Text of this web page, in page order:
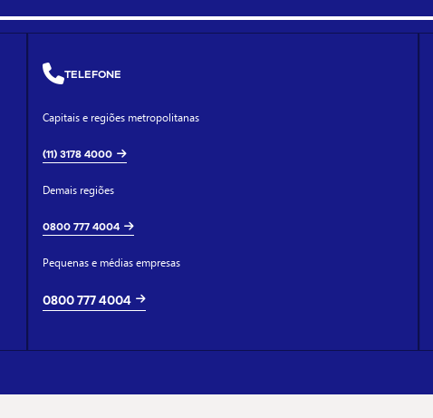
TELEFONE
Capitais e regiões metropolitanas
(11) 3178 4000
Demais regiões
0800 777 4004
Pequenas e médias empresas
0800 777 4004